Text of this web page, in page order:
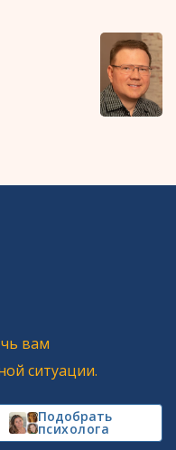
Подобрать
психолога
вам
ситуации.